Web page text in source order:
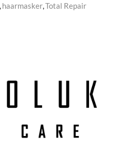
haarmasker Total Repair